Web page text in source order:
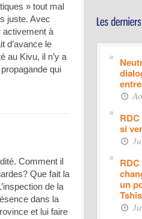
» tout mal
juste. Avec
activement à
d’avance le
au Kivu, il n’y a
qui
Comment il
Que fait la
de la
dans la
et lui faire
si
un